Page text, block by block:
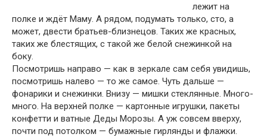
лежит на
полке и ждёт Маму. А рядом, подумать только, сто, а
может, двести братьев-близнецов. Таких же красных,
таких же блестящих, с такой же белой снежинкой на
боку.
Посмотришь направо — как в зеркале сам себя увидишь,
посмотришь налево — то же самое. Чуть дальше —
фонарики и снежинки. Внизу — мишки стеклянные. Много-
много. На верхней полке — картонные игрушки, пакеты
конфетти и ватные Деды Морозы. А уж совсем вверху,
почти под потолком — бумажные гирлянды и флажки.